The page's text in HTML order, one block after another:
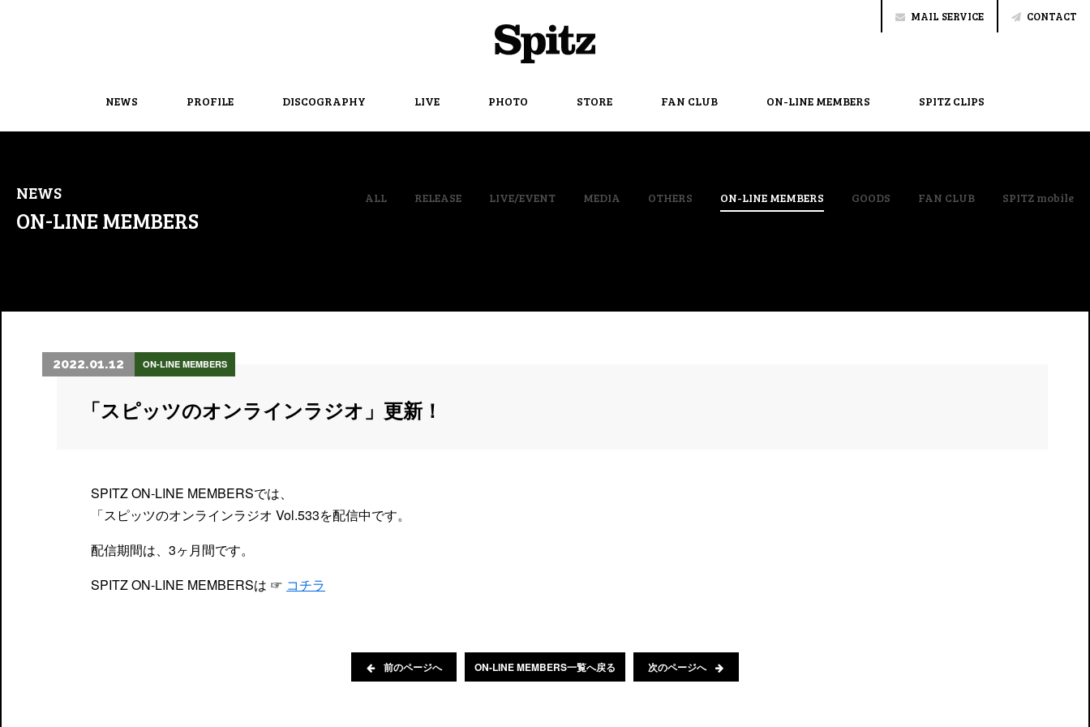
NEWS PROFILE DISCOGRAPHY LIVE PHOTO STORE FAN CLUB ON-LINE MEMBERS SPITZ CLIPS
MAIL SERVICE CONTACT
NEWS
ON-LINE MEMBERS
ALL RELEASE LIVE/EVENT MEDIA OTHERS ON-LINE MEMBERS GOODS FAN CLUB SPITZ mobile
2022.01.12 ON-LINE MEMBERS
「スピッツのオンラインラジオ」更新！
SPITZ ON-LINE MEMBERSでは、
「スピッツのオンラインラジオ Vol.533を配信中です。
配信期間は、3ヶ月間です。
SPITZ ON-LINE MEMBERSは ☞ コチラ
前のページへ ON-LINE MEMBERS一覧へ戻る 次のページへ